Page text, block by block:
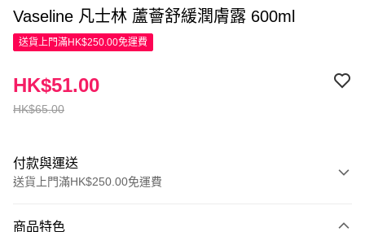
Vaseline 凡士林 蘆薈舒緩潤膚露 600ml
送貨上門滿HK$250.00免運費
HK$65.00
HK$51.00
付款與運送
送貨上門滿HK$250.00免運費
商品特色